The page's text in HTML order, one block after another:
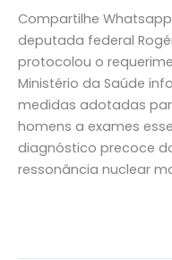
Compartilhe
deputada federal
protocolou o
Ministério da Saúde
medidas adotadas
homens a exames
diagnóstico precoce
ressonância nuclear